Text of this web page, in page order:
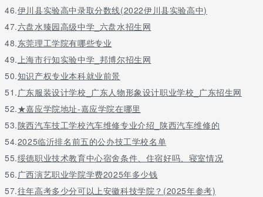
46.伊川县实验高中录取分数线(2022伊川县实验高中)
47.六盘水臻园高级中学_六盘水招生网
48.东莞理工学院有哪些专业
49. 上海市行知实验中学_邦博尔招生网
50.知识产权专业本科就业前景
51. 广东服装设计学校_广东人物形象设计职业学校_广东招生网
52.★嘉应学院地址-嘉应学院在哪里
53.陕西汽车技工学校汽车维修专业介绍_陕西汽车维修的
54.2025临沂排名前五的公办技工学校名单
55.绥德职业技术教育中心宿舍条件、住宿好吗、寝室情况
56. 广西演艺职业学院学费2025年多少钱
57.往年高考多少分可以上安徽科技学院？(2025年参考)